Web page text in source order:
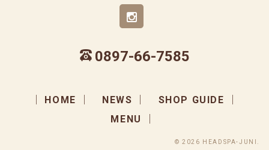
0897-66-7585
HOME NEWS
SHOP GUIDE
MENU
© 2026 HEADSPA-JUNI.